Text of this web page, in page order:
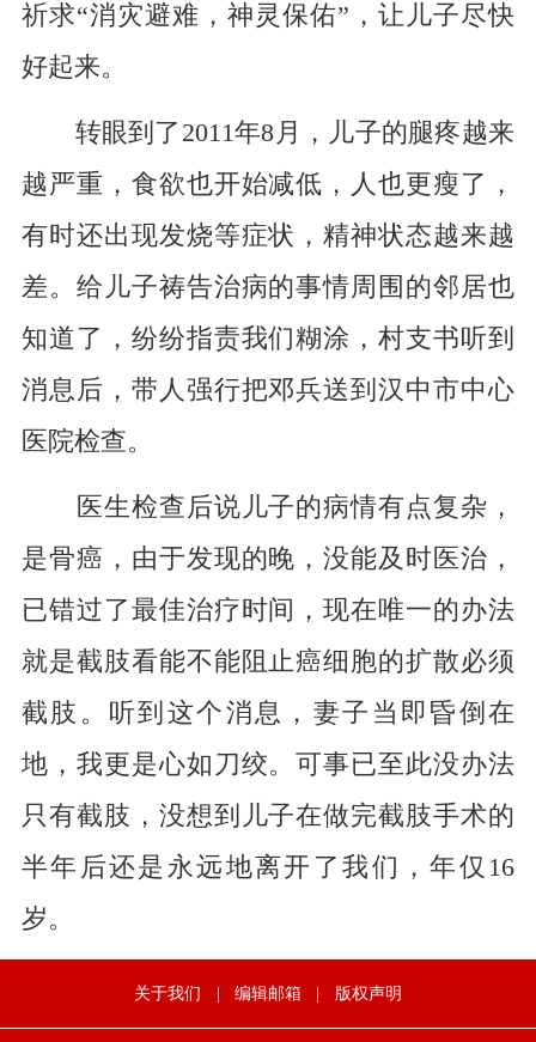
祈求“消灾避难，神灵保佑”，让儿子尽快
好起来。
转眼到了2011年8月，儿子的腿疼越来
越严重，食欲也开始减低，人也更瘦了，
有时还出现发烧等症状，精神状态越来越
差。给儿子祷告治病的事情周围的邻居也
知道了，纷纷指责我们糊涂，村支书听到
消息后，带人强行把邓兵送到汉中市中心
医院检查。
医生检查后说儿子的病情有点复杂，
是骨癌，由于发现的晚，没能及时医治，
已错过了最佳治疗时间，现在唯一的办法
就是截肢看能不能阻止癌细胞的扩散必须
截肢。听到这个消息，妻子当即昏倒在
地，我更是心如刀绞。可事已至此没办法
只有截肢，没想到儿子在做完截肢手术的
半年后还是永远地离开了我们，年仅16
岁。
关于我们 | 编辑邮箱 | 版权声明